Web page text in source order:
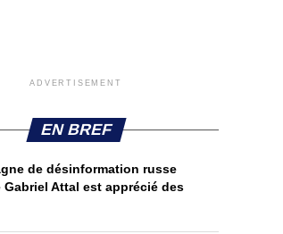
ADVERTISEMENT
EN BREF
de désinformation russe
Gabriel Attal est apprécié des